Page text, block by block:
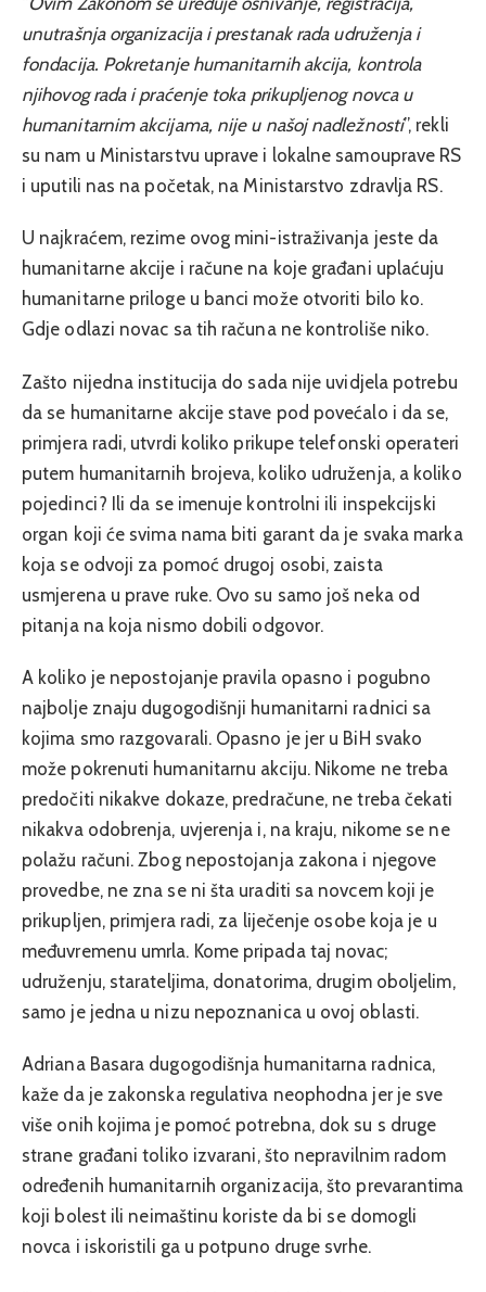
unutrašnja organizacija i prestanak rada udruženja i
fondacija. Pokretanje humanitarnih akcija, kontrola
njihovog rada i praćenje toka prikupljenog novca u
humanitarnim akcijama, nije u našoj nadležnosti”, rekli
su nam u Ministarstvu uprave i lokalne samouprave RS
i uputili nas na početak, na Ministarstvo zdravlja RS.
U najkraćem, rezime ovog mini-istraživanja jeste da
humanitarne akcije i račune na koje građani uplaćuju
humanitarne priloge u banci može otvoriti bilo ko.
Gdje odlazi novac sa tih računa ne kontroliše niko.
Zašto nijedna institucija do sada nije uvidjela potrebu
da se humanitarne akcije stave pod povećalo i da se,
primjera radi, utvrdi koliko prikupe telefonski operateri
putem humanitarnih brojeva, koliko udruženja, a koliko
pojedinci? Ili da se imenuje kontrolni ili inspekcijski
organ koji će svima nama biti garant da je svaka marka
koja se odvoji za pomoć drugoj osobi, zaista
usmjerena u prave ruke. Ovo su samo još neka od
pitanja na koja nismo dobili odgovor.
A koliko je nepostojanje pravila opasno i pogubno
najbolje znaju dugogodišnji humanitarni radnici sa
kojima smo razgovarali. Opasno je jer u BiH svako
može pokrenuti humanitarnu akciju. Nikome ne treba
predočiti nikakve dokaze, predračune, ne treba čekati
nikakva odobrenja, uvjerenja i, na kraju, nikome se ne
polažu računi. Zbog nepostojanja zakona i njegove
provedbe, ne zna se ni šta uraditi sa novcem koji je
prikupljen, primjera radi, za liječenje osobe koja je u
međuvremenu umrla. Kome pripada taj novac;
udruženju, starateljima, donatorima, drugim oboljelim,
samo je jedna u nizu nepoznanica u ovoj oblasti.
Adriana Basara dugogodišnja humanitarna radnica,
kaže da je zakonska regulativa neophodna jer je sve
više onih kojima je pomoć potrebna, dok su s druge
strane građani toliko izvarani, što nepravilnim radom
određenih humanitarnih organizacija, što prevarantima
koji bolest ili neimaštinu koriste da bi se domogli
novca i iskoristili ga u potpuno druge svrhe.